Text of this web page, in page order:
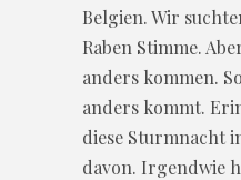
Belgien. Wir
Raben Stimme.
anders kommen.
anders kommt.
diese Sturmnacht
davon. Irgendwie